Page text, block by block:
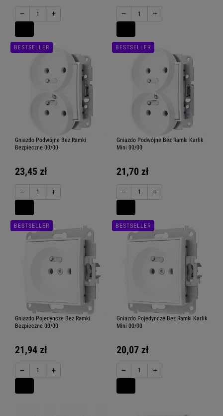
− + − +
Gniazdo Podwójne Bez Ramki
Bezpieczne 00/00
23,45 zł
− +
BESTSELLER
Gniazdo Podwójne Bez Ramki Karlik
Mini 00/00
21,70 zł
− +
BESTSELLER
Gniazdo Pojedyncze Bez Ramki
Bezpieczne 00/00
21,94 zł
− +
BESTSELLER
Gniazdo Pojedyncze Bez Ramki Karlik
Mini 00/00
20,07 zł
− +
BESTSELLER